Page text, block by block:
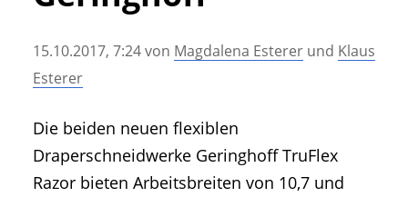
• Geschichte und Geschichten
• Messen und Veranstaltungen
• Mitteilung der Redaktion
• Artikel nach Hersteller/Marke
15.10.2017, 7:24von Magdalena Esterer und Klaus
Esterer
Die beiden neuen flexiblen
Draperschneidwerke Geringhoff TruFlex
Razor bieten Arbeitsbreiten von 10,7 und